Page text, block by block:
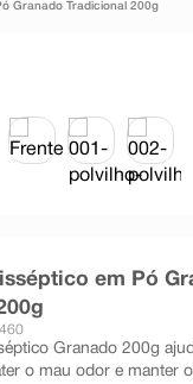
Granado Tradicional 200g
em Pó
Granado 200g
o mau odor e manter